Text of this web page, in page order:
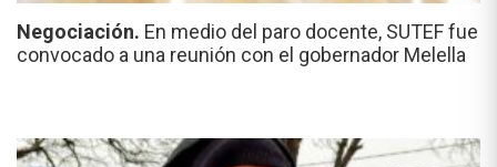
Negociación. En medio del paro docente, SUTEF fue
convocado a una reunión con el gobernador Melella